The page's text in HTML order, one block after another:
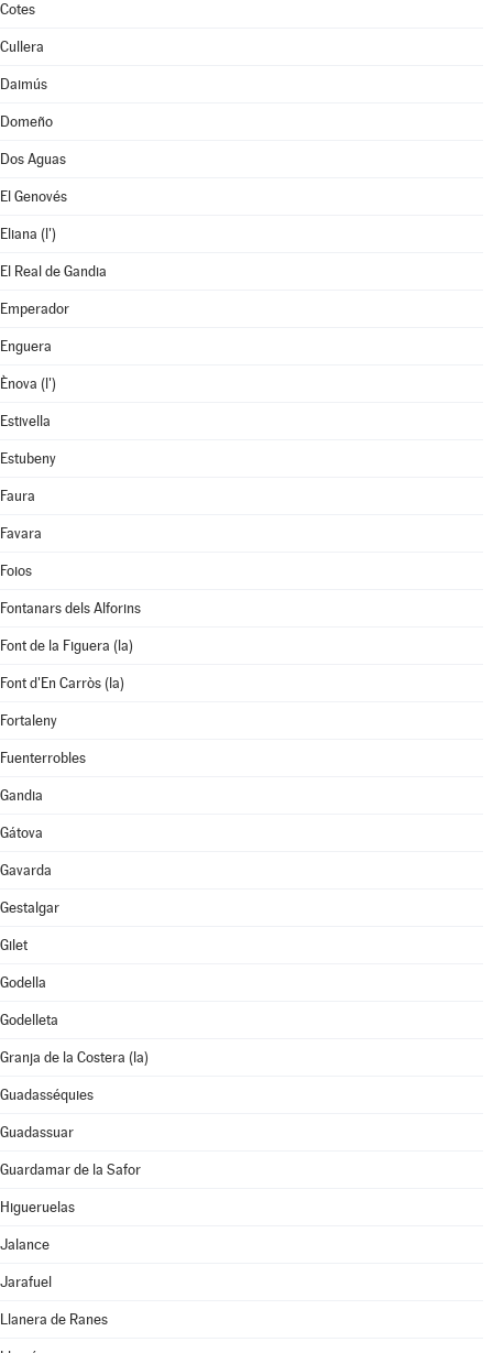
Cotes
Cullera
Daimús
Domeño
Dos Aguas
El Genovés
Eliana (l')
El Real de Gandia
Emperador
Enguera
Ènova (l')
Estivella
Estubeny
Faura
Favara
Foios
Fontanars dels Alforins
Font de la Figuera (la)
Font d'En Carròs (la)
Fortaleny
Fuenterrobles
Gandia
Gátova
Gavarda
Gestalgar
Gilet
Godella
Godelleta
Granja de la Costera (la)
Guadasséquies
Guadassuar
Guardamar de la Safor
Higueruelas
Jalance
Jarafuel
Llanera de Ranes